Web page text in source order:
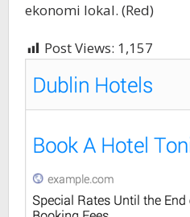
ekonomi lokal. (Red)
Post Views: 1,157